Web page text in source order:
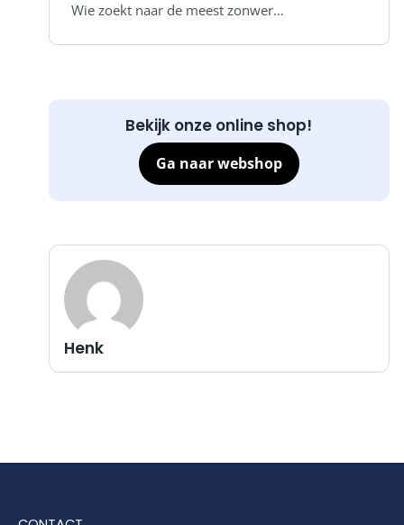
Wie zoekt naar de meest zonwer…
Bekijk onze online shop!
Ga naar webshop
Henk